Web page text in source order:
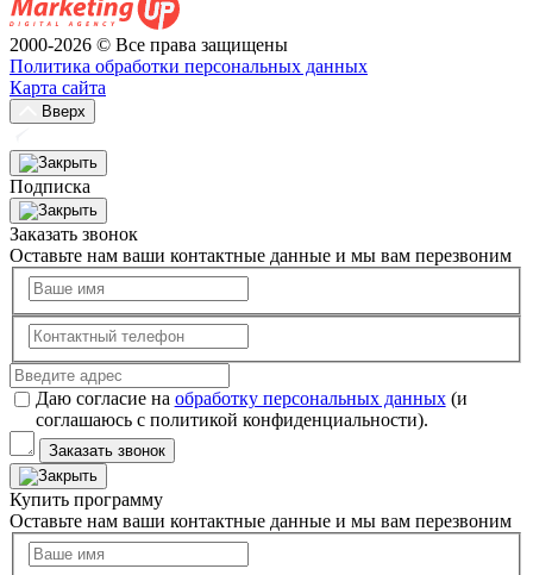
2000-2026 © Все права защищены
Политика обработки персональных данных
Карта сайта
Вверх
Подписка
Заказать звонок
Оставьте нам ваши контактные данные и мы вам перезвоним
Даю согласие на обработку персональных данных(и
соглашаюсь с политикой конфиденциальности).
Заказать звонок
Купить программу
Оставьте нам ваши контактные данные и мы вам перезвоним